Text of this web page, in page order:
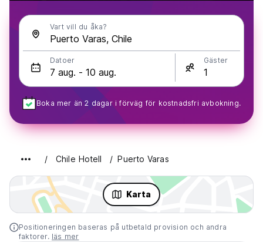
Vart vill du åka?
Datoer Gäster
Boka mer än 2 dagar i förväg för kostnadsfri avbokning.
Chile Hotell Puerto Varas
Karta
Positioneringen baseras på utbetald provision och andra
faktorer. läs mer